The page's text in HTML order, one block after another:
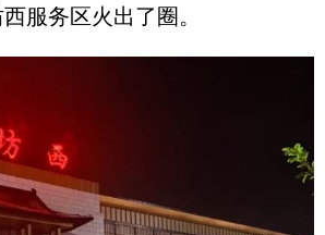
服务区火出了圈。